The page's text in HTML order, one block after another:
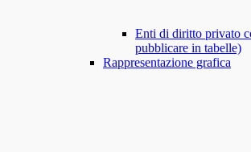
Enti di diritto privato
pubblicare in tabelle)
Rappresentazione grafica